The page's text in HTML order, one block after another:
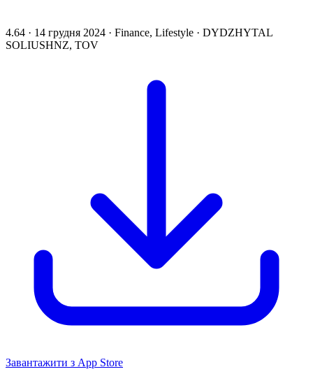
4.64 · 14 грудня 2024 · Finance, Lifestyle · DYDZHYTAL
SOLIUSHNZ, TOV
Завантажити з App Store